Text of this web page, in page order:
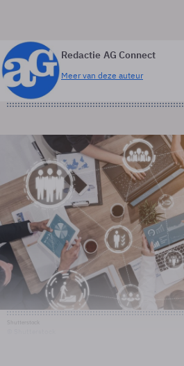
Redactie AG Connect
Meer van deze auteur